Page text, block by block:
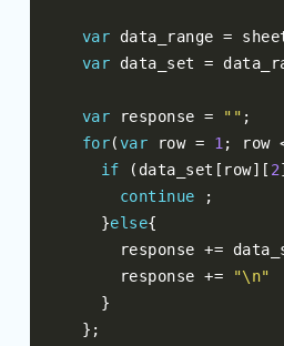
var data_range =
var data_set =
var response = "" ;
for(var row = 1; row
if
( data_set [ row][ 2]
continue
;
}else{
      response
+=
      response
+=
"\n"
}
};